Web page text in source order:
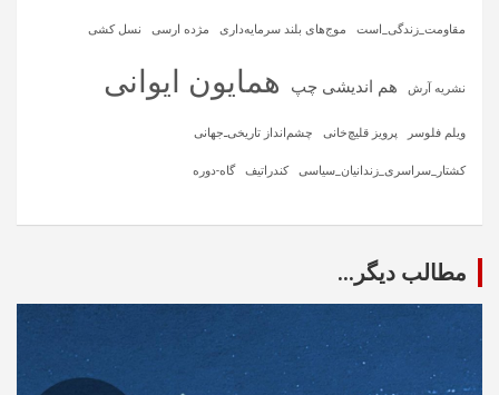
مقاومت_زندگی_است موج‌های بلند سرمایه‌داری مژده ارسی نسل کشی
نشریه آرش هم اندیشی چپ همایون ایوانی
ویلم فلوسر پرویز قلیچ‌خانی چشم‌انداز تاریخی‌ـ‌جهانی
کشتار_سراسری_زندانیان_سیاسی کندراتیف گاه-دوره
مطالب دیگر...